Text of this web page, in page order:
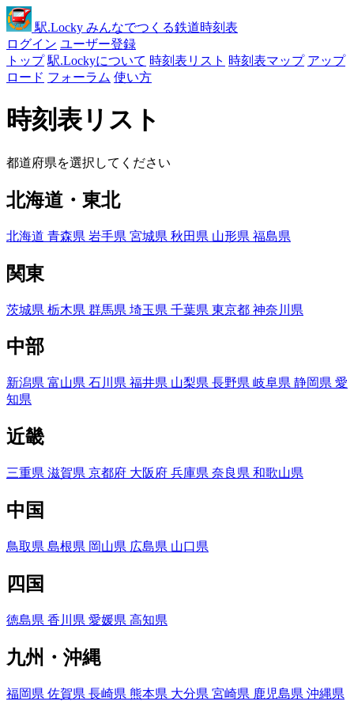
駅.Locky みんなでつくる鉄道時刻表
ログイン ユーザー登録
トップ 駅.Lockyについて 時刻表リスト 時刻表マップ アップ
ロード フォーラム 使い方
時刻表リスト
都道府県を選択してください
北海道・東北
北海道 青森県 岩手県 宮城県 秋田県 山形県 福島県
関東
茨城県 栃木県 群馬県 埼玉県 千葉県 東京都 神奈川県
中部
新潟県 富山県 石川県 福井県 山梨県 長野県 岐阜県 静岡県 愛
知県
近畿
三重県 滋賀県 京都府 大阪府 兵庫県 奈良県 和歌山県
中国
鳥取県 島根県 岡山県 広島県 山口県
四国
徳島県 香川県 愛媛県 高知県
九州・沖縄
福岡県 佐賀県 長崎県 熊本県 大分県 宮崎県 鹿児島県 沖縄県